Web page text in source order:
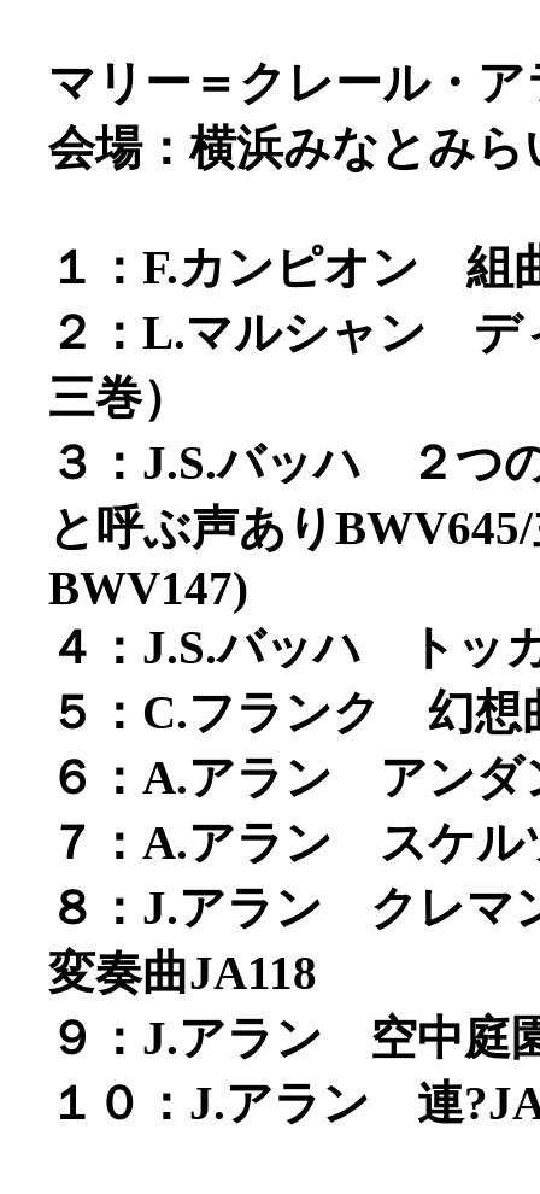
マリー＝クレール・ア
会場：横浜みなとみら
１：F.カンピオン 組
２：L.マルシャン デ
三巻）
３：J.S.バッハ ２つ
と呼ぶ声あり
BWV147)
４：J.S.バッハ トッ
５：C.フランク 幻想
６：A.アラン アンダ
７：A.アラン スケル
８：J.アラン クレマ
変奏曲JA118
９：J.アラン 空中庭
１０：J.アラン 連